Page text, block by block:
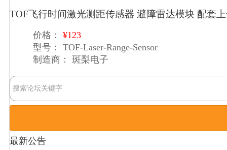
TOF飞行时间激光测距传感器 避障雷达模块 配套
价格：
¥123
型号：
TOF-Laser-Range-Sensor
制造商：
斑梨电子
最新公告